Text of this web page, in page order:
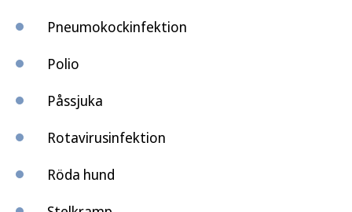
Pneumokockinfektion
Polio
Påssjuka
Rotavirusinfektion
Röda hund